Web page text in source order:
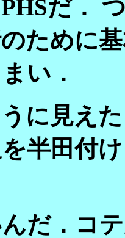
だ．
ために
い．
に見え
半田付
だ．コ